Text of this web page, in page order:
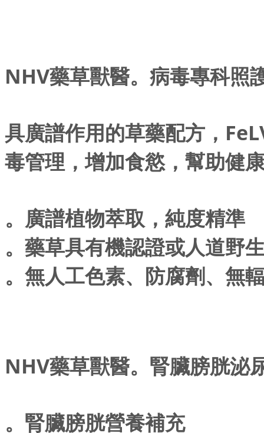
NHV藥草獸醫。病毒專科
具廣譜作用的草藥配方，
毒管理，增加食慾，幫助健
。廣譜植物萃取，純度精準
。藥草具有機認證或人道野
。無人工色素、防腐劑、無
NHV藥草獸醫。腎臟膀胱泌
。腎臟膀胱營養補充